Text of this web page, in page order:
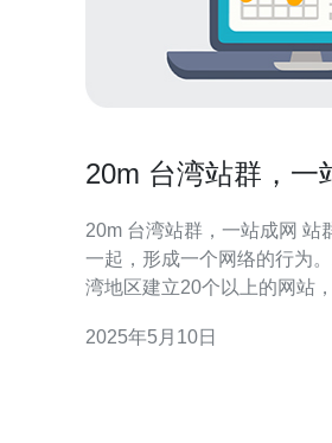
20m 台湾站群，一
20m 台湾站群，一站成网 站群是指将多个网站集成在
一起，形成一个网络的行为
湾地区建立20个以上的网站
曝光度和流量。通过建立多
2025年5月10日